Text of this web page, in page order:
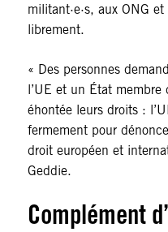
militant·e·s, aux ONG et
librement.
« Des personnes
l’UE et un État
éhontée leurs droits :
fermement pour
droit européen et
Geddie.
Complément